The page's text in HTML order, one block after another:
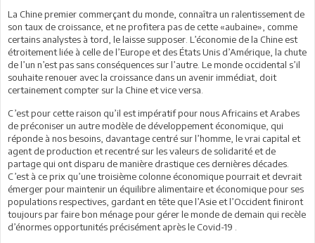
La Chine premier commerçant du monde, connaîtra un ralentissement de
son taux de croissance, et ne profitera pas de cette «aubaine», comme
certains analystes à tord, le laisse supposer. L’économie de la Chine est
étroitement liée à celle de l’Europe et des États Unis d’Amérique, la chute
de l’un n’est pas sans conséquences sur l’autre. Le monde occidental s’il
souhaite renouer avec la croissance dans un avenir immédiat, doit
certainement compter sur la Chine et vice versa.
C’est pour cette raison qu’il est impératif pour nous Africains et Arabes
de préconiser un autre modèle de développement économique, qui
réponde à nos besoins, davantage centré sur l’homme, le vrai capital et
agent de production et recentré sur les valeurs de solidarité et de
partage qui ont disparu de manière drastique ces dernières décades.
C’est à ce prix qu’une troisième colonne économique pourrait et devrait
émerger pour maintenir un équilibre alimentaire et économique pour ses
populations respectives, gardant en tête que l’Asie et l’Occident finiront
toujours par faire bon ménage pour gérer le monde de demain qui recèle
d’énormes opportunités précisément après le Covid-19 .